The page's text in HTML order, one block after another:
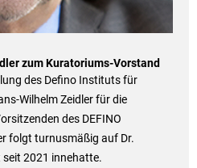
zum Kuratoriums-Vorstand
des Defino Instituts für
Wilhelm Zeidler für die
des DEFINO
folgt turnusmäßig auf Dr.
seit 2021 innehatte.